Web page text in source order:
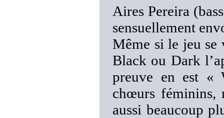
Aires Pereira
sensuellement
Même si le jeu se
Black ou Dark
preuve en est «
chœurs féminins,
aussi beaucoup